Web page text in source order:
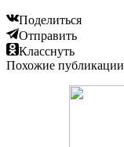
Поделиться
Отправить
Класснуть
Похожие публикации